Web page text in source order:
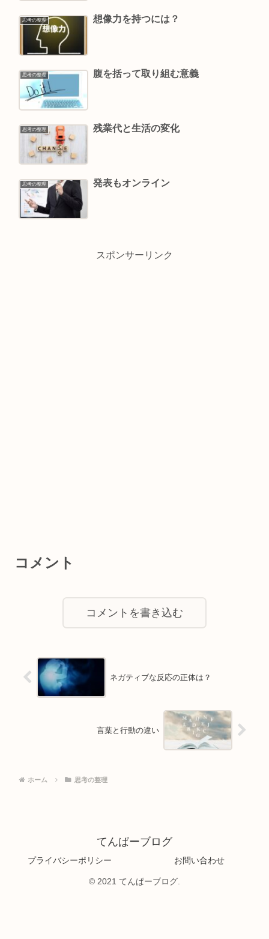
思考の整理 想像力を持つには？
思考の整理 腹を括って取り組む意義
思考の整理 残業代と生活の変化
思考の整理 発表もオンライン
スポンサーリンク
コメント
コメントを書き込む
ネガティブな反応の正体は？
言葉と行動の違い
ホーム 思考の整理
てんぱーブログ
プライバシーポリシー お問い合わせ
© 2021 てんぱーブログ.